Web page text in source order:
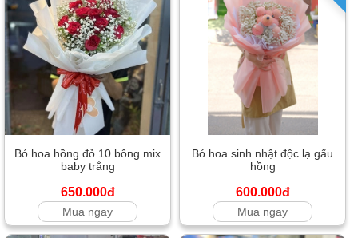
Bó hoa hồng đỏ 10 bông mix
baby trắng
650.000đ
Mua ngay
Bó hoa sinh nhật độc lạ gấu
hồng
600.000đ
Mua ngay